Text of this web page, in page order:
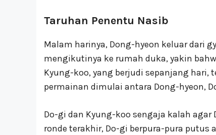
Taruhan Penentu Nasib
Malam harinya, Dong-hyeon keluar dari
mengikutinya ke rumah duka, yakin
Kyung-koo, yang berjudi sepanjang hari,
permainan dimulai antara Dong-hyeon,
Do-gi dan Kyung-koo sengaja kalah
ronde terakhir, Do-gi berpura-pura putus